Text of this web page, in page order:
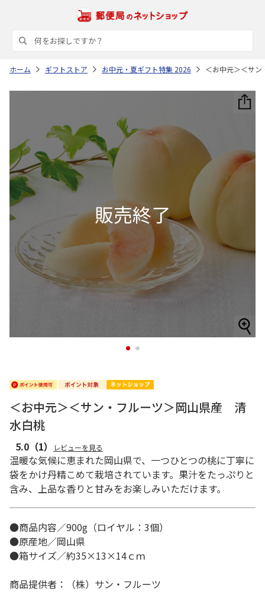
ホーム ギフトストア お中元・夏ギフト特集 2026 ＜お中元＞＜サ
1 2
＜お中元＞＜サン・フルーツ＞岡山県産 清
水白桃
5.0 （1） レビューを見る
温暖な気候に恵まれた岡山県で、一つひとつの桃に丁寧に
袋をかけ丹精こめて栽培されています。果汁をたっぷりと
含み、上品な香りと甘みをお楽しみいただけます。
●商品内容／900g（ロイヤル：3個）
●原産地／岡山県
●箱サイズ／約35×13×14ｃｍ
商品提供者：（株）サン・フルーツ